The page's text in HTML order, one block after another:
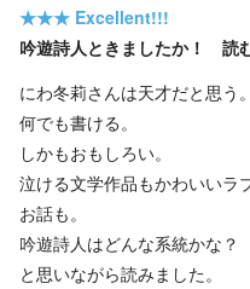
★★★ Excellent!!!
吟遊詩人ときましたか！ 読
にわ冬莉さんは天才だと思う。
何でも書ける。
しかもおもしろい。
泣ける文学作品もかわいい
お話も。
吟遊詩人はどんな系統かな？
と思いながら読みました。